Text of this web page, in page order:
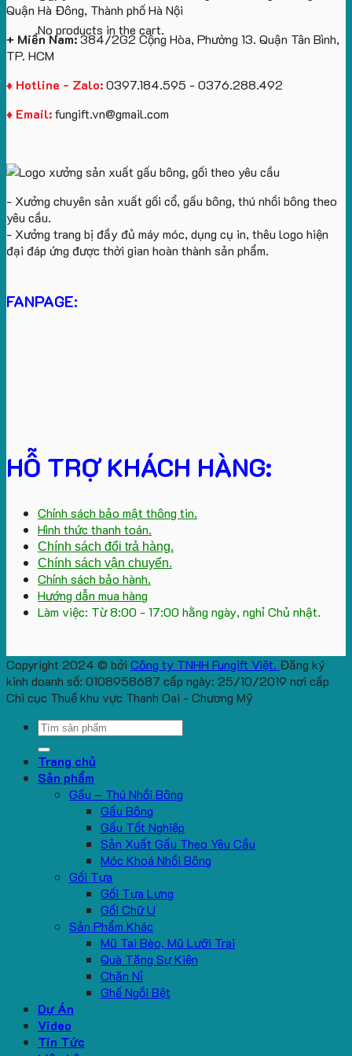
No products in the cart.
Quận Hà Đông, Thành phố Hà Nội
+ Miền Nam:384/2G2 Cộng Hòa, Phường 13. Quận Tân Bình,
TP. HCM
♦ Hotline - Zalo:0397.184.595 - 0376.288.492
♦ Email:fungift.vn@gmail.com
- Xưởng chuyên sản xuất gối cổ, gấu bông, thú nhồi bông theo
yêu cầu.
- Xưởng trang bị đầy đủ máy móc, dụng cụ in, thêu logo hiện
đại đáp ứng được thời gian hoàn thành sản phẩm.
FANPAGE:
HỖ TRỢ KHÁCH HÀNG:
Chính sách bảo mật thông tin.
Hình thức thanh toán.
Chính sách đổi trả hàng.
Chính sách vận chuyển.
Chính sách bảo hành.
Hướng dẫn mua hàng
Làm việc: Từ 8:00 - 17:00 hằng ngày, nghỉ Chủ nhật.
Copyright 2024 © bởi Công ty TNHH Fungift Việt. Đăng ký
kinh doanh số: 0108958687 cấp ngày: 25/10/2019 nơi cấp
Chi cục Thuế khu vực Thanh Oai - Chương Mỹ
Search
Trang chủ
Sản phẩm
Gấu – Thú Nhồi Bông
Gấu Bông
Gấu Tốt Nghiệp
Sản Xuất Gấu Theo Yêu Cầu
Móc Khoá Nhồi Bông
Gối Tựa
Gối Tựa Lưng
Gối Chữ U
Sản Phẩm Khác
Mũ Tai Bèo, Mũ Lưỡi Trai
Quà Tặng Sự Kiện
Chăn Nỉ
Ghế Ngồi Bệt
Dự Án
Video
Tin Tức